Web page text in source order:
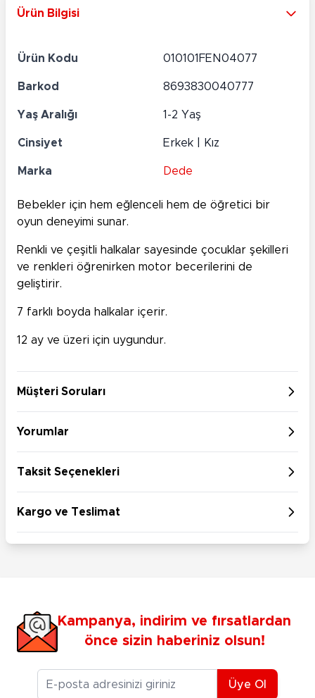
Ürün Bilgisi
Ürün Kodu 010101FEN04077
Barkod 8693830040777
Yaş Aralığı 1-2 Yaş
Cinsiyet Erkek | Kız
Marka Dede
Bebekler için hem eğlenceli hem de öğretici bir
oyun deneyimi sunar.
Renkli ve çeşitli halkalar sayesinde çocuklar şekilleri
ve renkleri öğrenirken motor becerilerini de
geliştirir.
7 farklı boyda halkalar içerir.
12 ay ve üzeri için uygundur.
Müşteri Soruları
Yorumlar
Taksit Seçenekleri
Kargo ve Teslimat
Kampanya, indirim ve fırsatlardan
önce sizin haberiniz olsun!
E-posta Adresiniz
Üye Ol